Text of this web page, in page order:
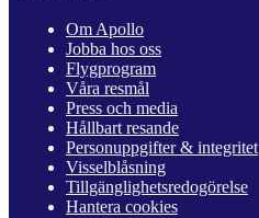
Om Apollo
Jobba hos oss
Flygprogram
Våra resmål
Press och media
Hållbart resande
Personuppgifter & integritet
Visselblåsning
Tillgänglighetsredogörelse
Hantera cookies